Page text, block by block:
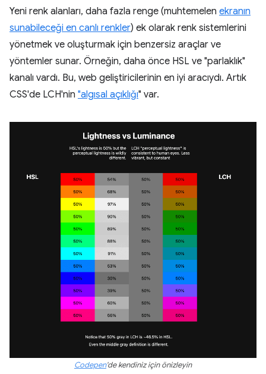
Yeni renk alanları, daha fazla renge (muhtemelen ekranın
sunabileceği en canlı renkler) ek olarak renk sistemlerini
yönetmek ve oluşturmak için benzersiz araçlar ve
yöntemler sunar. Örneğin, daha önce HSL ve "parlaklık"
kanalı vardı. Bu, web geliştiricilerinin en iyi aracıydı. Artık
CSS'de LCH'nin "algısal açıklığı" var.
Codepen'de kendiniz için önizleyin